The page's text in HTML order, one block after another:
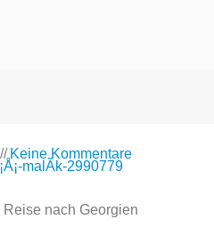
// Keine Kommentare
nach Georgien